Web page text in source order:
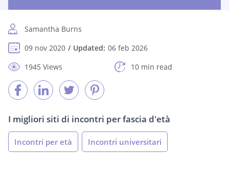
Samantha Burns
09 nov 2020
Updated: 06 feb 2026
1945 Views
10 min read
I migliori siti di incontri per fascia d'età
Incontri per età Incontri universitari